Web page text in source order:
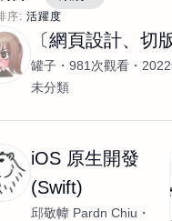
序: 活躍度
用 翻譯
剪輯
平面設計 平
計插畫
pt副業
案撰寫翻譯虛擬助手
傳單海報平面設計
電商
畫設計
龔
〔網頁設計、切
罐子 981次觀看
未分類
iOS 原生開發
(Swift)
邱敬幃 Pardn Chiu